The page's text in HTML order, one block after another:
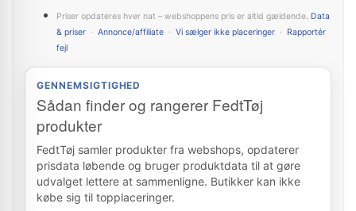
Priser opdateres hver nat – webshoppens pris er altid gældende. Data
& priser · Annonce/affiliate · Vi sælger ikke placeringer · Rapportér
fejl
GENNEMSIGTIGHED
Sådan finder og rangerer FedtTøj
produkter
FedtTøj samler produkter fra webshops, opdaterer
prisdata løbende og bruger produktdata til at gøre
udvalget lettere at sammenligne. Butikker kan ikke
købe sig til topplaceringer.